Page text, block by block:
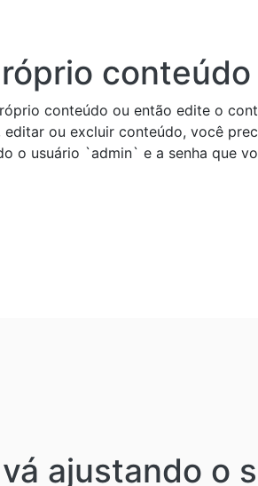
conteúdo
conteúdo ou então edite o
editar ou excluir conteúdo, você
o usuário `admin` e a senha que
ajustando o